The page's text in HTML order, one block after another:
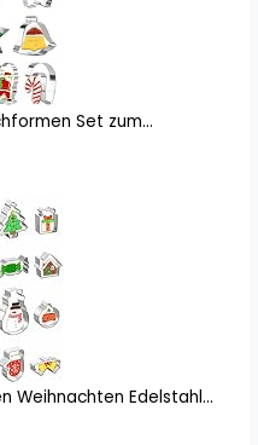
Set zum...
Weihnachten Edelstahl...